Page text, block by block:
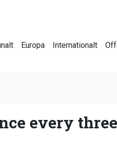
Europa Internationalt
every